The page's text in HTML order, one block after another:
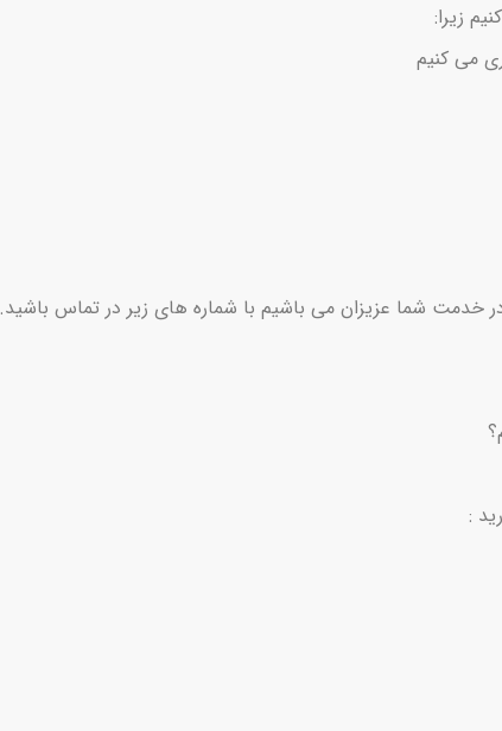
زیرا:
می کنیم
در خدمت شما عزیزان می باشیم با شماره های زیر در تماس باشید.
: